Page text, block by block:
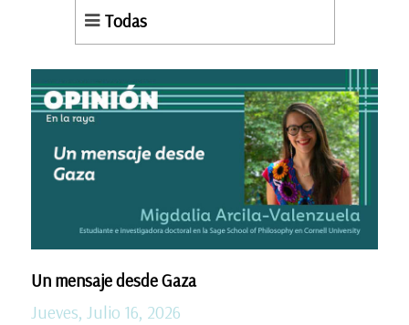
Todas
Un mensaje desde Gaza
Jueves, Julio 16, 2026